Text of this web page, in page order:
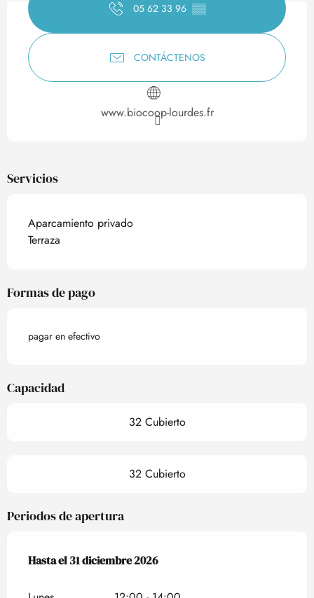
05 62 33 96 ▒▒
CONTÁCTENOS
www.biocoop-lourdes.fr
Servicios
Aparcamiento privado
Terraza
Formas de pago
pagar en efectivo
Capacidad
32 Cubierto
32 Cubierto
Periodos de apertura
Del2 enero 2026al31 diciembre 2026
Hasta el31 diciembre 2026